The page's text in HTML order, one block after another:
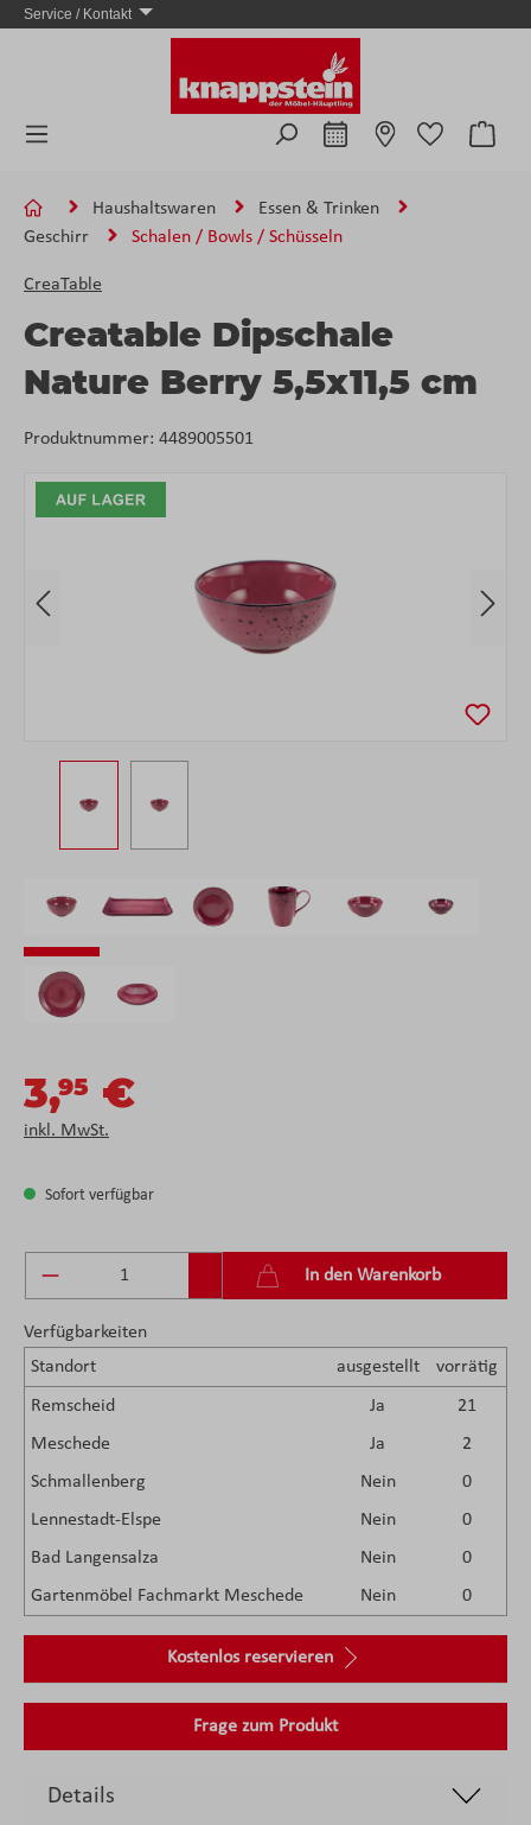
Zum Hauptinhalt springen
Service / Kontakt
Haushaltswaren
Essen & Trinken
Geschirr
Schalen / Bowls / Schüsseln
Bildergalerie überspringen
CreaTable
Creatable Dipschale
Nature Berry 5,5x11,5 cm
Produktnummer: 4489005501
3,95 €
inkl. MwSt.
Sofort verfügbar
Produkt Anzahl: Gib den gewünschten Wert
In den Warenkorb
Verfügbarkeiten
Standort
ausgestellt vorrätig
Remscheid Ja
21
Meschede
Ja
2
Schmallenberg
Nein
0
Lennestadt-Elspe
Nein
0
Bad Langensalza
Nein
0
Gartenmöbel Fachmarkt Meschede
Nein 0
Kostenlos reservieren
Frage zum Produkt
Details